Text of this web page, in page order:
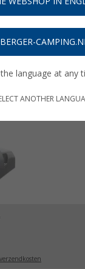
language at any
ANOTHER